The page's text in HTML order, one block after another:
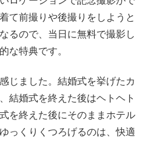
て前撮りや後撮りをしようと
るので、当日に無料で撮影し
な特典です。
じました。結婚式を挙げたカ
結婚式を終えた後はヘトヘト
を終えた後にそのままホテル
っくりくつろげるのは、快適